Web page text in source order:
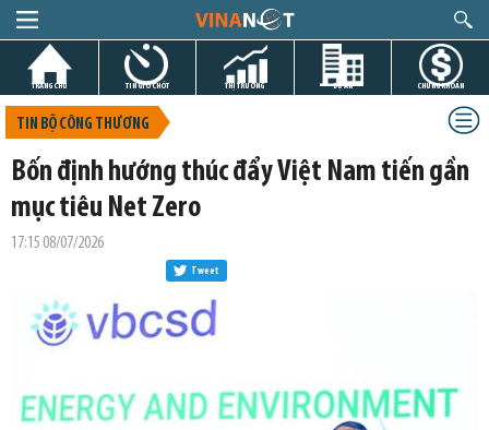
TRANG CHỦ TIN GIỜ CHÓT THỊ TRƯỜNG DỰ ÁN CHỨNG KHOÁN
TIN BỘ CÔNG THƯƠNG
Bốn định hướng thúc đẩy Việt Nam tiến gần
mục tiêu Net Zero
17:15 08/07/2026
Tweet